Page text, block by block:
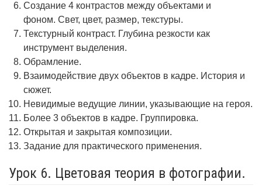
Создание 4 контрастов между объектами и
фоном. Свет, цвет, размер, текстуры.
Текстурный контраст. Глубина резкости как
инструмент выделения.
Обрамление.
Взаимодействие двух объектов в кадре. История и
сюжет.
Невидимые ведущие линии, указывающие на героя.
Более 3 объектов в кадре. Группировка.
Открытая и закрытая композиции.
Задание для практического применения.
Урок 6. Цветовая теория в фотографии.